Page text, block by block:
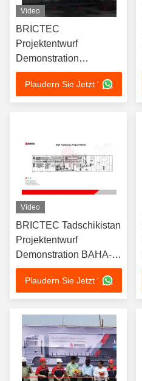
Video
BRICTEC
Projektentwurf
Demonstration
Dekorationsziegel
Projekt in Yan'An
Plaudern Sie Jetzt '
Video
BRICTEC Tadschikistan
Projektentwurf
Demonstration BAHA-
Projekt 2021
durchgeführt
Plaudern Sie Jetzt '